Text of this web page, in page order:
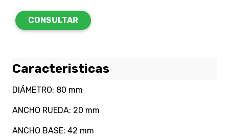
CONSULTAR
Caracteristicas
DIÁMETRO: 80 mm
ANCHO RUEDA: 20 mm
ANCHO BASE: 42 mm